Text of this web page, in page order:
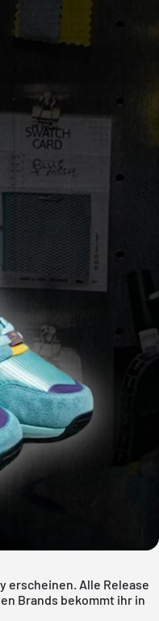
erscheinen. Alle Release
Brands bekommt ihr in